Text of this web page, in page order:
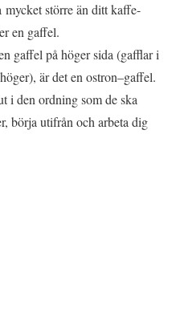
mycket större än ditt kaffe-
en gaffel.
gaffel på höger sida (gafflar i
är det en ostron–gaffel.
i den ordning som de ska
börja utifrån och arbeta dig